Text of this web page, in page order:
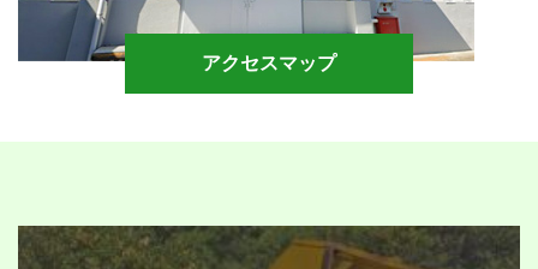
アクセスマップ